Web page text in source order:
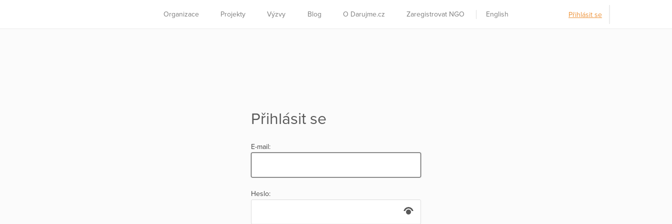
Organizace Projekty Výzvy Blog O Darujme.cz Zaregistrovat NGO English Přihlásit se
Přihlásit se
E-mail:
Heslo: